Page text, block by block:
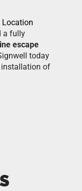
Location
a fully
escape
today
installation of